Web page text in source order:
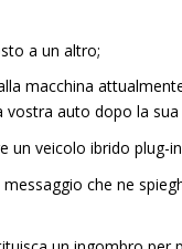
a un altro;
macchina
vostra auto dopo la sua
un veicolo ibrido plug-
che ne